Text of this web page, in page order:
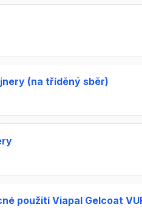
(na tříděný sběr)
použití Viapal Gelcoat